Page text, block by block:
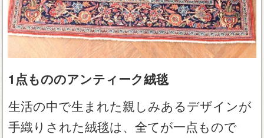
1点もののアンティーク絨毯
生活の中で生まれた親しみあるデザインが
手織りされた絨毯は、全てが一点もので